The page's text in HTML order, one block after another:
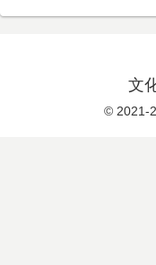
文
© 2021-